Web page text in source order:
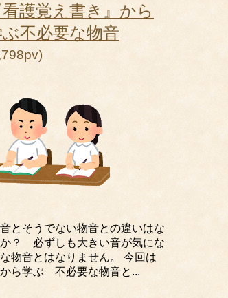
看護覚え書き』から
不必要な物音
とそうでない物音との違いはな
？ 必ずしも大きい音が気にな
物音とはなりません。 今回は
ら学ぶ 不必要な物音と...